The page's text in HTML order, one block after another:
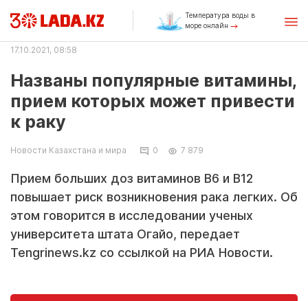
Температура воды в
море онлайн
17.10.2021, 08:58
Названы популярные витамины,
прием которых может привести
к раку
Новости Казахстана и мира 0 7 879
Прием больших доз витаминов B6 и B12
повышает риск возникновения рака легких. Об
этом говорится в исследовании ученых
университета штата Огайо, передает
Tengrinews.kz со ссылкой на РИА Новости.